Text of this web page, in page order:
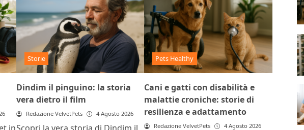
Storie
Dindim il pinguino: la storia
vera dietro il film
Redazione VelvetPets 4 Agosto 2026
Pets Healthy
Cani e gatti con disabilità e
malattie croniche: storie di
resilienza e adattamento
Redazione VelvetPets 4 Agosto 2026